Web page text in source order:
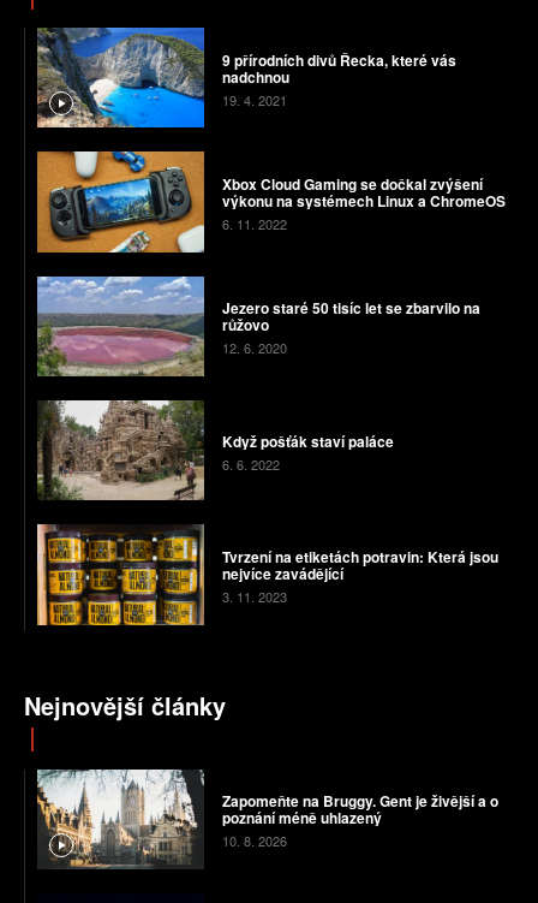
9 přírodních divů Řecka, které vás
nadchnou
19. 4. 2021
Xbox Cloud Gaming se dočkal zvýšení
výkonu na systémech Linux a ChromeOS
6. 11. 2022
Jezero staré 50 tisíc let se zbarvilo na
růžovo
12. 6. 2020
Když pošťák staví paláce
6. 6. 2022
Tvrzení na etiketách potravin: Která jsou
nejvíce zavádějící
3. 11. 2023
Nejnovější články
Zapomeňte na Bruggy. Gent je živější a o
poznání méně uhlazený
10. 8. 2026